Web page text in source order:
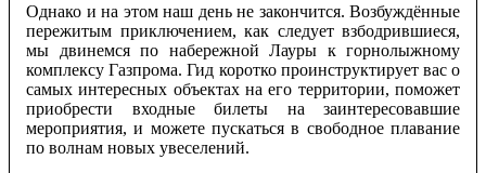
Однако и на этом наш день не закончится. Возбуждённые
пережитым приключением, как следует взбодрившиеся,
мы двинемся по набережной Лауры к горнолыжному
комплексу Газпрома. Гид коротко проинструктирует вас о
самых интересных объектах на его территории, поможет
приобрести входные билеты на заинтересовавшие
мероприятия, и можете пускаться в свободное плавание
по волнам новых увеселений.